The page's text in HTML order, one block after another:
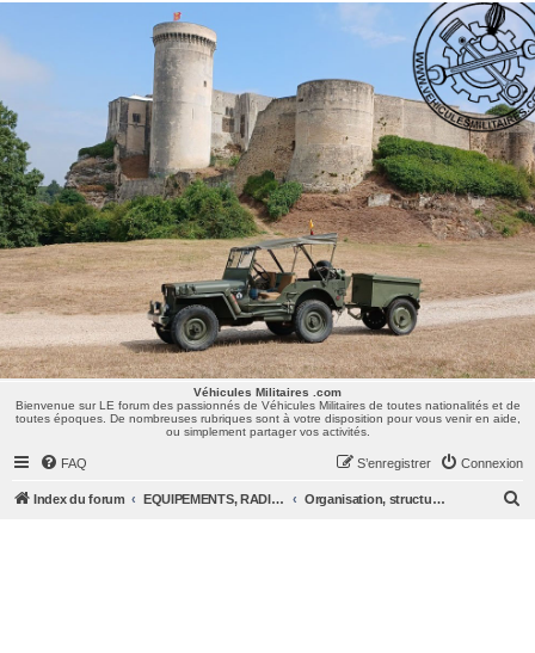
Véhicules Militaires .com
Bienvenue sur LE forum des passionnés de Véhicules Militaires de toutes nationalités et de
toutes époques. De nombreuses rubriques sont à votre disposition pour vous venir en aide,
ou simplement partager vos activités.
Véhicules Militaires .com
Bienvenue sur LE forum des passionnés de Véhicules Militaires de toutes nationalités et de
toutes époques. De nombreuses rubriques sont à votre disposition pour vous venir en aide,
ou simplement partager vos activités.
FAQ Connexion
S’enregistrer
Index du forum EQUIPEMENTS, RADIOS & UNIFORMES Organisation, structures et materiels de l' Armée de Terre